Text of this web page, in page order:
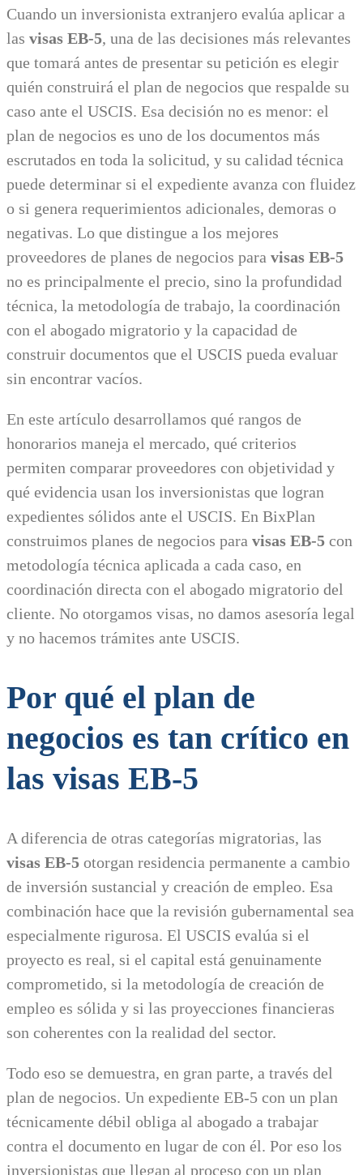
Cuando un inversionista extranjero evalúa aplicar a
las visas EB-5, una de las decisiones más relevantes
que tomará antes de presentar su petición es elegir
quién construirá el plan de negocios que respalde su
caso ante el USCIS. Esa decisión no es menor: el
plan de negocios es uno de los documentos más
escrutados en toda la solicitud, y su calidad técnica
puede determinar si el expediente avanza con fluidez
o si genera requerimientos adicionales, demoras o
negativas. Lo que distingue a los mejores
proveedores de planes de negocios para visas EB-5
no es principalmente el precio, sino la profundidad
técnica, la metodología de trabajo, la coordinación
con el abogado migratorio y la capacidad de
construir documentos que el USCIS pueda evaluar
sin encontrar vacíos.
En este artículo desarrollamos qué rangos de
honorarios maneja el mercado, qué criterios
permiten comparar proveedores con objetividad y
qué evidencia usan los inversionistas que logran
expedientes sólidos ante el USCIS. En BixPlan
construimos planes de negocios para visas EB-5 con
metodología técnica aplicada a cada caso, en
coordinación directa con el abogado migratorio del
cliente. No otorgamos visas, no damos asesoría legal
y no hacemos trámites ante USCIS.
Por qué el plan de
negocios es tan crítico en
las visas EB-5
A diferencia de otras categorías migratorias, las
visas EB-5 otorgan residencia permanente a cambio
de inversión sustancial y creación de empleo. Esa
combinación hace que la revisión gubernamental sea
especialmente rigurosa. El USCIS evalúa si el
proyecto es real, si el capital está genuinamente
comprometido, si la metodología de creación de
empleo es sólida y si las proyecciones financieras
son coherentes con la realidad del sector.
Todo eso se demuestra, en gran parte, a través del
plan de negocios. Un expediente EB-5 con un plan
técnicamente débil obliga al abogado a trabajar
contra el documento en lugar de con él. Por eso los
inversionistas que llegan al proceso con un plan